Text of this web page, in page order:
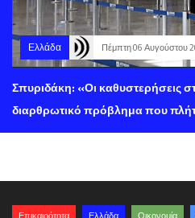
Ελλάδα Πέμπτη 06 Αυγούστου
Σπυριδάκη: «Οι καθυστερήσεις
διαρθρωτικό πρόβλημα που